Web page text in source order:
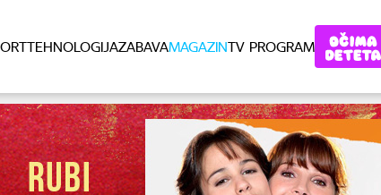
TEHNOLOGIJAZABAVAMAGAZINTV PROGRAM